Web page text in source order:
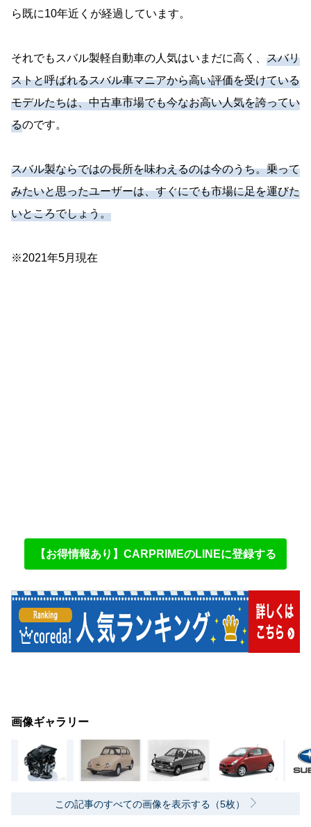
ら既に10年近くが経過しています。
それでもスバル製軽自動車の人気はいまだに高く、 スバリ
ストと呼ばれるスバル車マニアから高い評価を受けている
モデルたちは、中古車市場でも今なお高い人気を誇ってい
るのです。
スバル製ならではの長所を味わえるのは今のうち。乗って
みたいと思ったユーザーは、すぐにでも市場に足を運びた
いところでしょう。
※2021年5月現在
【お得情報あり】CARPRIMEのLINEに登録する
画像ギャラリー
この記事のすべての画像を表示する（5枚）